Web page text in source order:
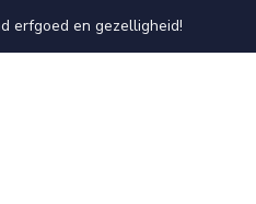
erfgoed en gezelligheid!